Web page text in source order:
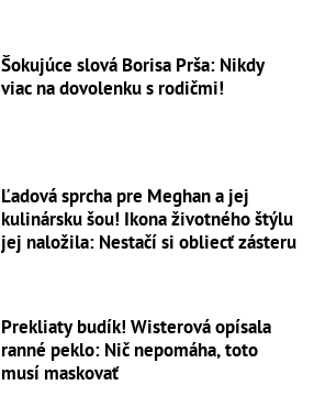
Šokujúce slová Borisa Prša: Nikdy
viac na dovolenku s rodičmi!
Ľadová sprcha pre Meghan a jej
kulinársku šou! Ikona životného štýlu
jej naložila: Nestačí si obliecť zásteru
Prekliaty budík! Wisterová opísala
ranné peklo: Nič nepomáha, toto
musí maskovať